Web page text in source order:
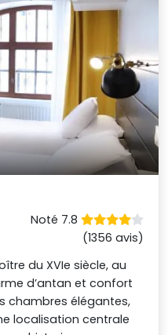
Noté 7.8
(1356 avis)
du XVIe siècle, au
d’antan et confort
chambres élégantes,
localisation centrale